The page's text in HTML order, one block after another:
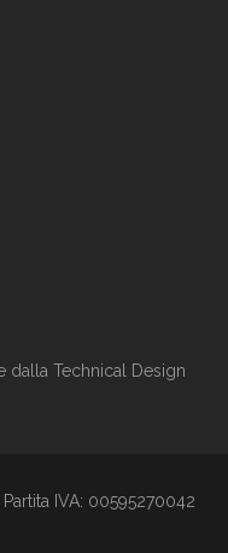
dalla Technical Design
IVA: 00595270042